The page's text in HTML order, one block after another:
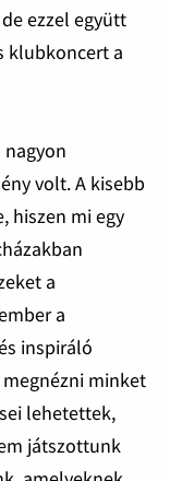
ezzel együtt
klubkoncert a
volt. A kisebb
hiszen mi egy
a
a
inspiráló
minket
lehetettek,
játszottunk